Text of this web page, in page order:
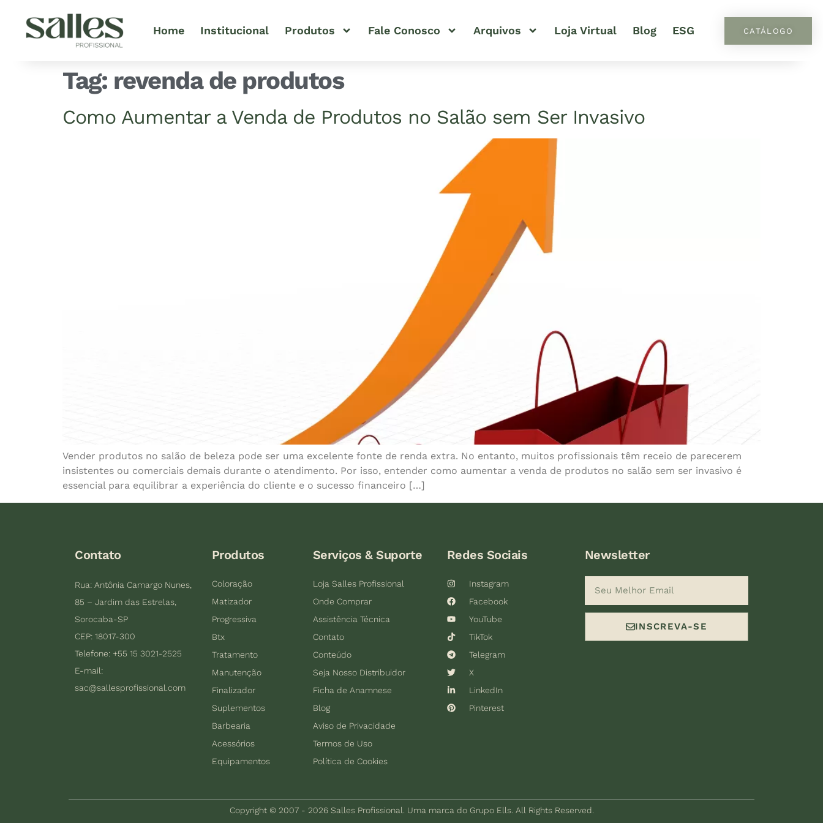
Home Institucional Produtos Fale Conosco Arquivos Loja Virtual Blog ESG CATÁLOGO
Tag: revenda de produtos
Como Aumentar a Venda de Produtos no Salão sem Ser Invasivo
Vender produtos no salão de beleza pode ser uma excelente fonte de renda extra. No entanto, muitos profissionais têm receio de parecerem
insistentes ou comerciais demais durante o atendimento. Por isso, entender como aumentar a venda de produtos no salão sem ser invasivo é
essencial para equilibrar a experiência do cliente e o sucesso financeiro […]
Contato
Rua: Antônia Camargo Nunes,
85 – Jardim das Estrelas,
Sorocaba-SP
CEP: 18017-300
Telefone: +55 15 3021-2525
E-mail:
sac@sallesprofissional.com
Produtos
Coloração
Matizador
Progressiva
Btx
Tratamento
Manutenção
Finalizador
Suplementos
Barbearia
Acessórios
Equipamentos
Serviços & Suporte
Loja Salles Profissional
Onde Comprar
Assistência Técnica
Contato
Conteúdo
Seja Nosso Distribuidor
Ficha de Anamnese
Blog
Aviso de Privacidade
Termos de Uso
Política de Cookies
Redes Sociais
Instagram
Facebook
YouTube
TikTok
Telegram
X
LinkedIn
Pinterest
Newsletter
INSCREVA-SE
Copyright © 2007 - 2026 Salles Profissional. Uma marca do Grupo Ells. All Rights Reserved.